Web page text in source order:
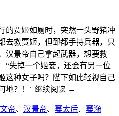
的贾姬如厕时，突然一头野猪冲
去救贾姬，但郅都手持兵器，只
汉景帝自己拿起武器，想要救
“失掉一个姬妾，还会有另一位
这种女子吗？陛下如此轻视自己
地？！” 继续阅读 →
帝、 汉景帝、 窦太后、 窦漪